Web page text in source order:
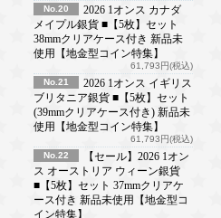
No.20
2026 1オンス カナダ
メイプル銀貨 ■【5枚】セット
38mmクリアケース付き 新品未
使用【地金型コイン特集】
61,793円(税込)
No.21
2026 1オンス イギリス
ブリタニア銀貨 ■【5枚】セット
(39mmクリアケース付き) 新品未
使用【地金型コイン特集】
61,793円(税込)
No.22
【セール】2026 1オン
ス オーストリア ウィーン銀貨
■【5枚】セット 37mmクリアケ
ース付き 新品未使用【地金型コ
イン特集】